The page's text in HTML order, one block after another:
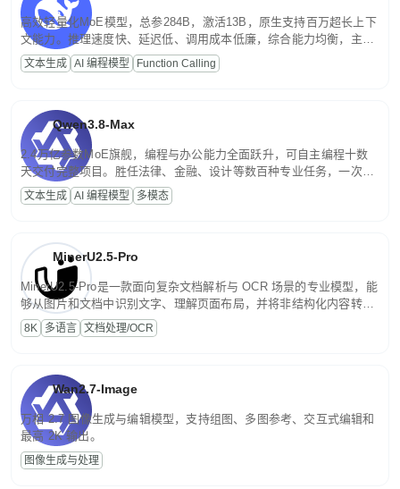
高效轻量化MoE模型，总参284B，激活13B，原生支持百万超长上下
文能力。推理速度快、延迟低、调用成本低廉，综合能力均衡，主打
高并发、轻量化任务，适合日常对话、内容创作、基础 RAG、批量
文案处理等普惠刚需场景。
文本生成 AI 编程模型 Function Calling
Qwen3.8-Max
2.4万亿参数MoE旗舰，编程与办公能力全面跃升，可自主编程十数
天交付完整项目。胜任法律、金融、设计等数百种专业任务，一次对
话端到端交付生产级成果。原生视觉理解贯穿规划、执行与验证全流
程，支持超长文档与长视频的深度语义解析。长程任务中自主规划与
文本生成 AI 编程模型 多模态
MinerU2.5-Pro
MinerU2.5-Pro是一款面向复杂文档解析与 OCR 场景的专业模型，能
够从图片和文档中识别文字、理解页面布局，并将非结构化内容转换
为便于存储、检索和二次处理的结构化结果。
8K 多语言 文档处理/OCR
Wan2.7-Image
万相 2.7 图像生成与编辑模型，支持组图、多图参考、交互式编辑和
最高 2K 输出。
图像生成与处理